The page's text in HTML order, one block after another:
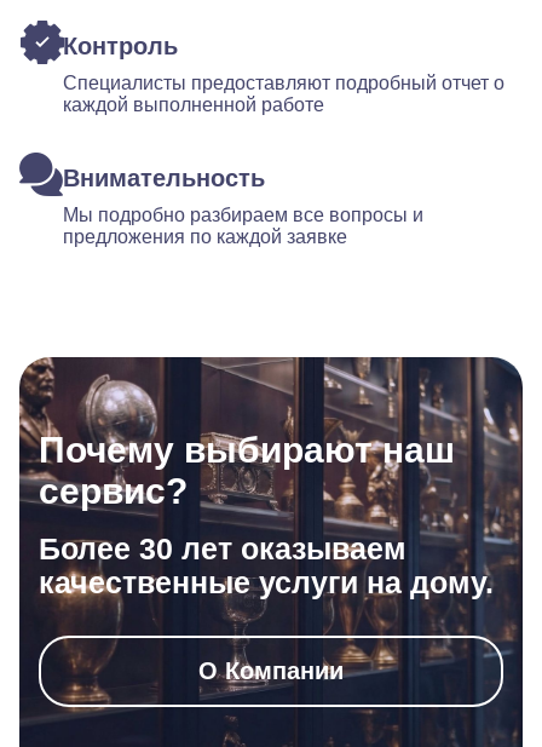
Контроль
Специалисты предоставляют подробный отчет о
каждой выполненной работе
Внимательность
Мы подробно разбираем все вопросы и
предложения по каждой заявке
Почему выбирают наш
сервис?
Более 30 лет оказываем
качественные услуги на дому.
О Компании